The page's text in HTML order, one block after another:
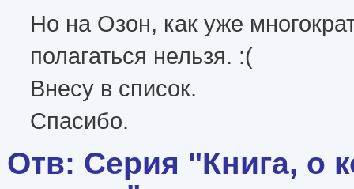
Но на Озон, как уже
полагаться нельзя. :(
Внесу в список.
Спасибо.
Отв: Серия "Книга, о